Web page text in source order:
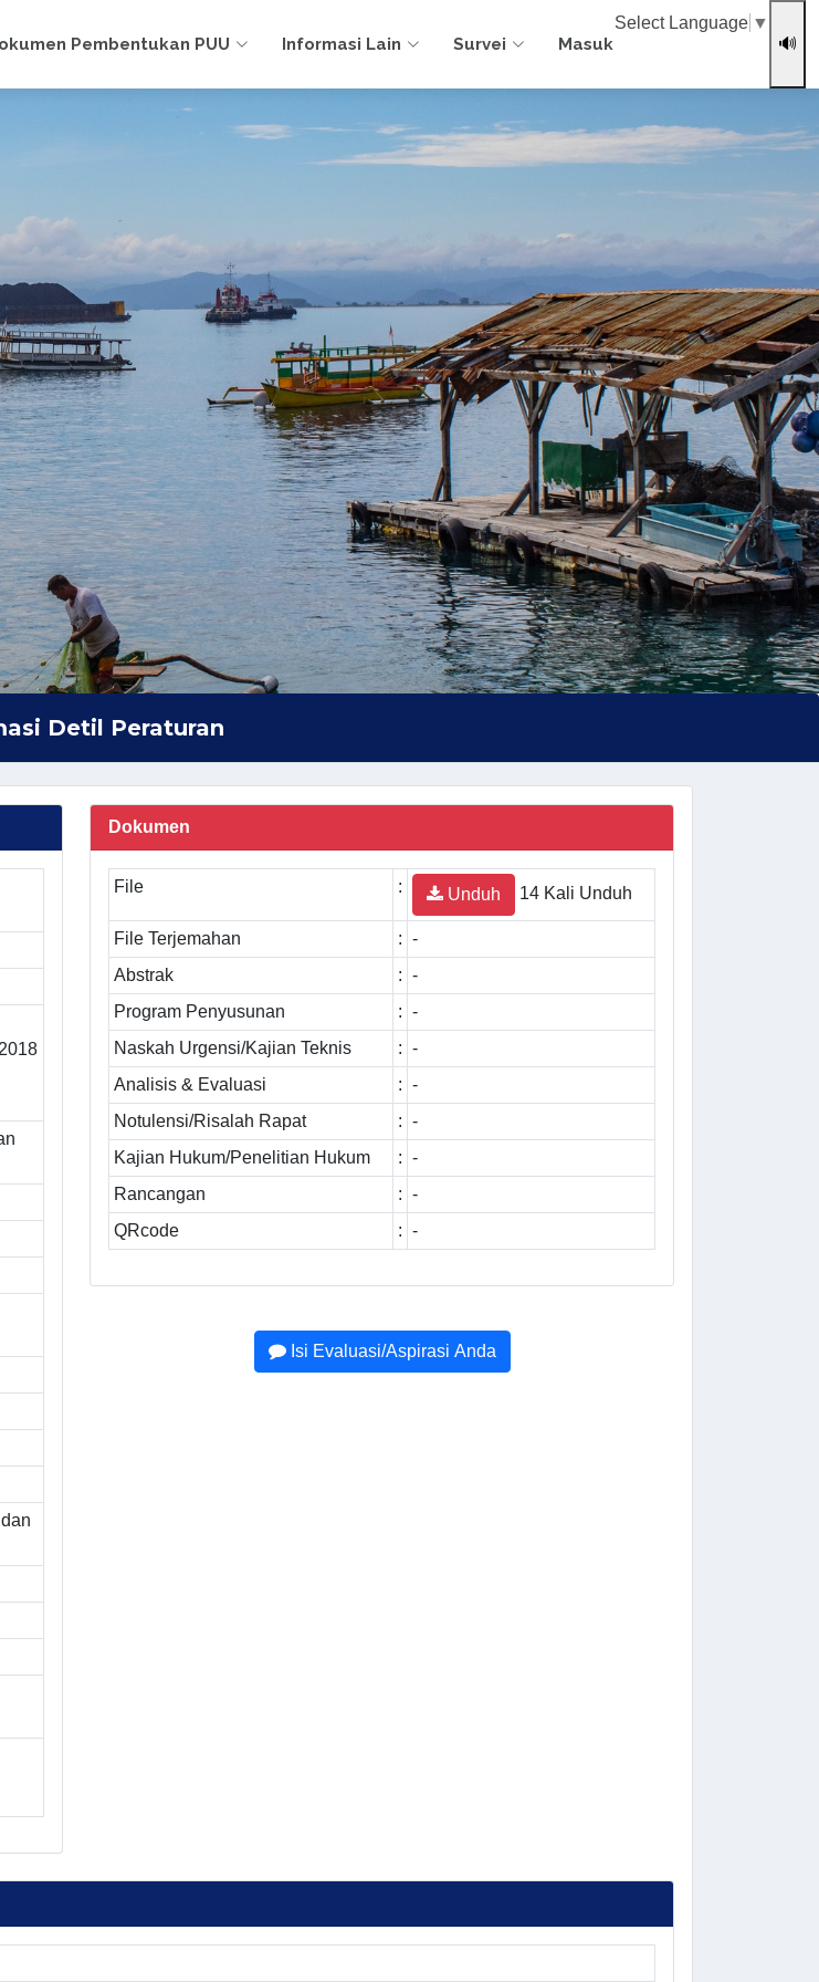
Pembentukan PUU Informasi Lain Survei Masuk
Select Language ▼
🔊
Detil Peraturan
Dokumen
File : Unduh 14 Kali Unduh
File Terjemahan : -
Abstrak
: -
Program Penyusunan
: -
Naskah Urgensi/Kajian Teknis
: -
Analisis & Evaluasi
: -
Notulensi/Risalah Rapat
: -
Kajian Hukum/Penelitian Hukum
: -
Rancangan
: -
QRcode
: -
Isi Evaluasi/Aspirasi Anda